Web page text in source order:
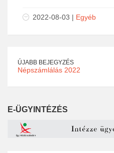
2022-08-03 | Egyéb
ÚJABB BEJEGYZÉS
Népszámlálás 2022
E-ÜGYINTÉZÉS